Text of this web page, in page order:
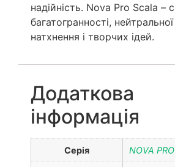
надійність. Nova Pro Scala –
багатогранності,
натхнення і творчих ідей.
Додаткова
інформація
Серія NOVA